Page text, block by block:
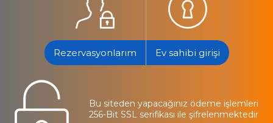
Ev sahibi girişi
Rezervasyonlarım
Bu siteden yapacağınız ödeme işlemleri
256-Bit SSL serifikası ile şifrelenmektedir